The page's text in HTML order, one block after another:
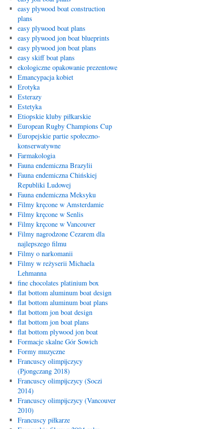
easy plywood boat construction
plans
easy plywood boat plans
easy plywood jon boat blueprints
easy plywood jon boat plans
easy skiff boat plans
ekologiczne opakowanie prezentowe
Emancypacja kobiet
Erotyka
Esterazy
Estetyka
Etiopskie kluby piłkarskie
European Rugby Champions Cup
Europejskie partie społeczno-
konserwatywne
Farmakologia
Fauna endemiczna Brazylii
Fauna endemiczna Chińskiej
Republiki Ludowej
Fauna endemiczna Meksyku
Filmy kręcone w Amsterdamie
Filmy kręcone w Senlis
Filmy kręcone w Vancouver
Filmy nagrodzone Cezarem dla
najlepszego filmu
Filmy o narkomanii
Filmy w reżyserii Michaela
Lehmanna
fine chocolates platinium box
flat bottom aluminum boat design
flat bottom aluminum boat plans
flat bottom jon boat design
flat bottom jon boat plans
flat bottom plywood jon boat
Formacje skalne Gór Sowich
Formy muzyczne
Francuscy olimpijczycy
(Pjongczang 2018)
Francuscy olimpijczycy (Soczi
2014)
Francuscy olimpijczycy (Vancouver
2010)
Francuscy piłkarze